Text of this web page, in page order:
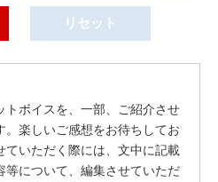
トボイスを、一部、ご紹介させ
。楽しいご感想をお待ちしてお
ていただく際には、文中に記載
等について、編集させていただ